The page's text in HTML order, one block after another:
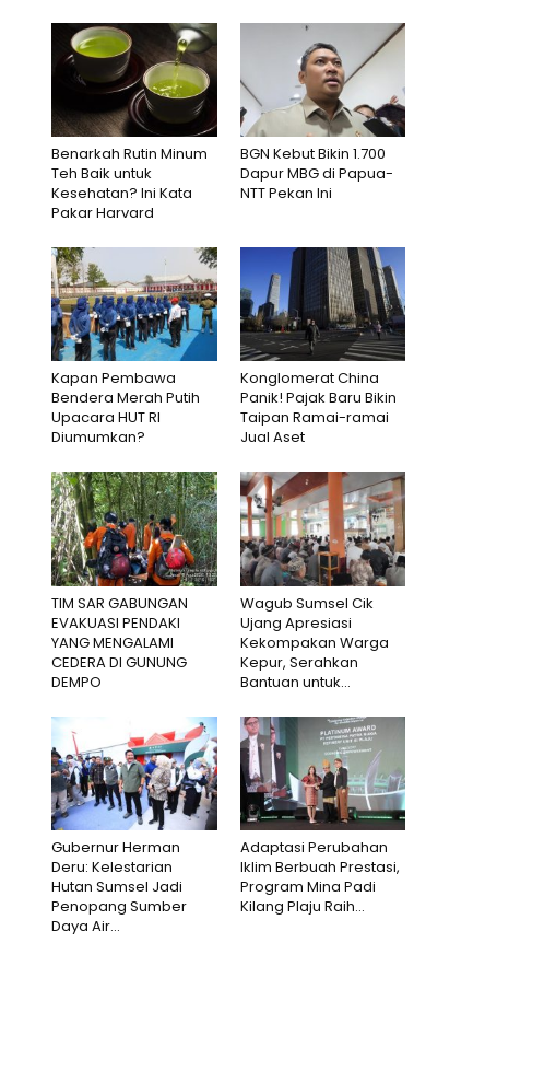
Benarkah Rutin Minum
Teh Baik untuk
Kesehatan? Ini Kata
Pakar Harvard
BGN Kebut Bikin 1.700
Dapur MBG di Papua-
NTT Pekan Ini
Kapan Pembawa
Bendera Merah Putih
Upacara HUT RI
Diumumkan?
Konglomerat China
Panik! Pajak Baru Bikin
Taipan Ramai-ramai
Jual Aset
TIM SAR GABUNGAN
EVAKUASI PENDAKI
YANG MENGALAMI
CEDERA DI GUNUNG
DEMPO
Wagub Sumsel Cik
Ujang Apresiasi
Kekompakan Warga
Kepur, Serahkan
Bantuan untuk...
Gubernur Herman
Deru: Kelestarian
Hutan Sumsel Jadi
Penopang Sumber
Daya Air...
Adaptasi Perubahan
Iklim Berbuah Prestasi,
Program Mina Padi
Kilang Plaju Raih...